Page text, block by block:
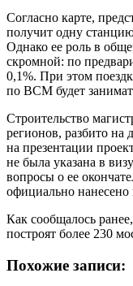
Согласно карте,
получит одну
Однако ее роль в
скромной: по
0,1%. При этом
по ВСМ будет
Строительство
регионов, разбито на
на презентации
не была указана в
вопросы о ее
официально нанесено
Как сообщалось
построят более 230
Похожие записи: